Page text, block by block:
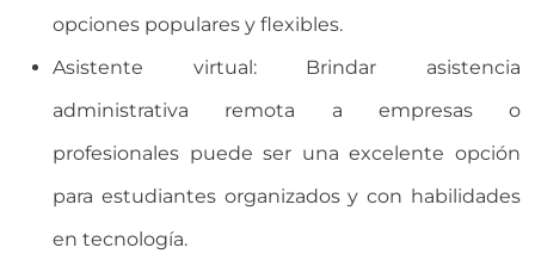
opciones populares y flexibles.
Asistente virtual: Brindar asistencia
administrativa remota a empresas o
profesionales puede ser una excelente opción
para estudiantes organizados y con habilidades
en tecnología.